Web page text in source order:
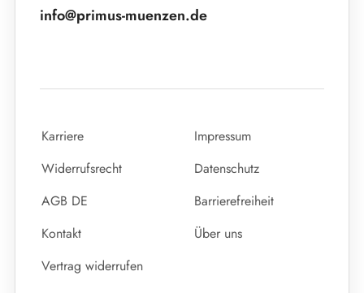
info@primus-muenzen.de
Karriere
Impressum
Widerrufsrecht
Datenschutz
AGB DE
Barrierefreiheit
Kontakt
Über uns
Vertrag widerrufen